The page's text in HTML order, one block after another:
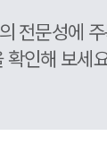
전문성에
확인해 보세